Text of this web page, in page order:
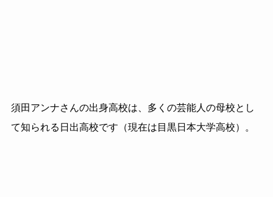
須田アンナさんの出身高校は、多くの芸能人の母校とし
て知られる日出高校です（現在は目黒日本大学高校）。